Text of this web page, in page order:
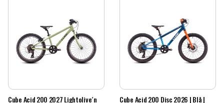
Cube Acid 200 2027 Lightolive´n Cube Acid 200 Disc 2026 | Blå |